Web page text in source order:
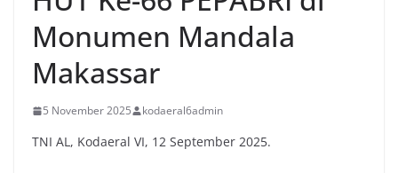
Monumen Mandala
Makassar
5 November 2025 kodaeral6admin
TNI AL, Kodaeral VI, 12 September 2025.